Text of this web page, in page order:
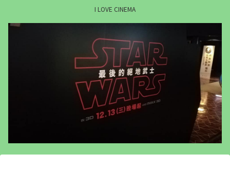
I LOVE CINEMA